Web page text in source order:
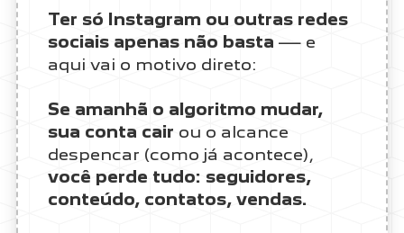
Ter só Instagram ou outras redes
sociais apenas não basta — e
aqui vai o motivo direto:
Se amanhã o algoritmo mudar,
sua conta cair ou o alcance
despencar (como já acontece),
você perde tudo: seguidores,
conteúdo, contatos, vendas.